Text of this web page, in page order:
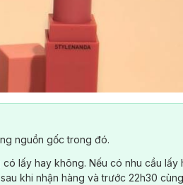
nguồn gốc trong đó.
lấy hay không. Nếu có nhu cầu lấy
khi nhận hàng và trước 22h30